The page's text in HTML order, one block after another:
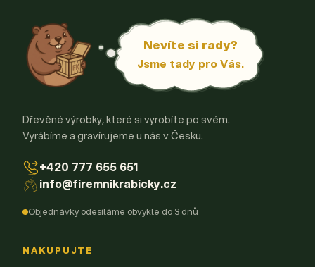
Nevíte si rady?
Jsme tady pro Vás.
Dřevěné výrobky, které si vyrobíte po svém.
Vyrábíme a gravírujeme u nás v Česku.
+420 777 655 651
info@firemnikrabicky.cz
Objednávky odesíláme obvykle do 3 dnů
NAKUPUJTE